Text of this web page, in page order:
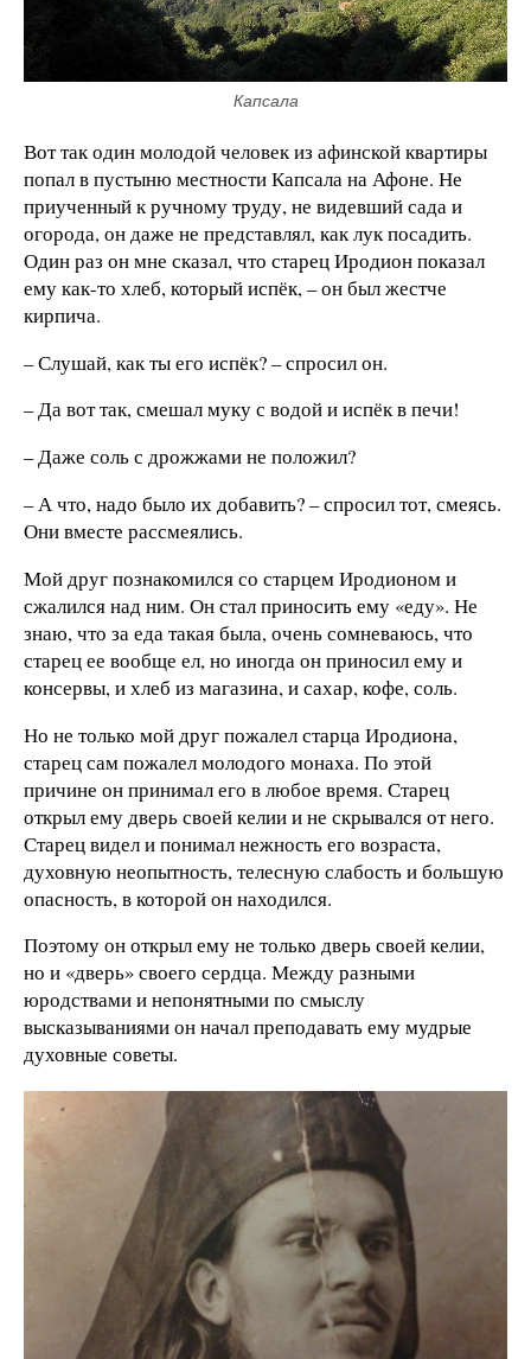
Капсала
Вот так один молодой человек из афинской квартиры
попал в пустыню местности Капсала на Афоне. Не
приученный к ручному труду, не видевший сада и
огорода, он даже не представлял, как лук посадить.
Один раз он мне сказал, что старец Иродион показал
ему как-то хлеб, который испёк, – он был жестче
кирпича.
– Слушай, как ты его испёк? – спросил он.
– Да вот так, смешал муку с водой и испёк в печи!
– Даже соль с дрожжами не положил?
– А что, надо было их добавить? – спросил тот, смеясь.
Они вместе рассмеялись.
Мой друг познакомился со старцем Иродионом и
сжалился над ним. Он стал приносить ему «еду». Не
знаю, что за еда такая была, очень сомневаюсь, что
старец ее вообще ел, но иногда он приносил ему и
консервы, и хлеб из магазина, и сахар, кофе, соль.
Но не только мой друг пожалел старца Иродиона,
старец сам пожалел молодого монаха. По этой
причине он принимал его в любое время. Старец
открыл ему дверь своей келии и не скрывался от него.
Старец видел и понимал нежность его возраста,
духовную неопытность, телесную слабость и большую
опасность, в которой он находился.
Поэтому он открыл ему не только дверь своей келии,
но и «дверь» своего сердца. Между разными
юродствами и непонятными по смыслу
высказываниями он начал преподавать ему мудрые
духовные советы.